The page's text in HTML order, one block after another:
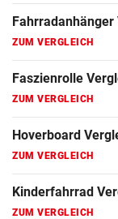
Fahrradanhänger
ZUM VERGLEICH
Faszienrolle
ZUM VERGLEICH
Hoverboard
ZUM VERGLEICH
Kinderfahrrad
ZUM VERGLEICH